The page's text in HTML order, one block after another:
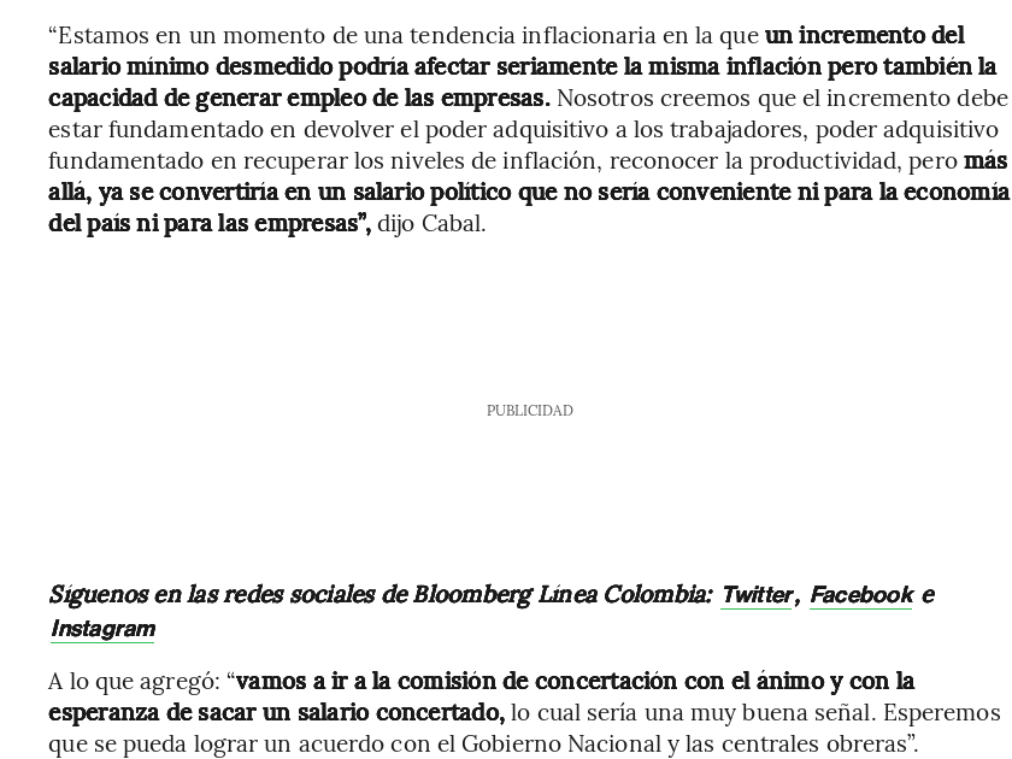
“Estamos en un momento de una tendencia inflacionaria en la queun incremento del
salario mínimo desmedido podría afectar seriamente la misma inflación pero también la
capacidad de generar empleo de las empresas.Nosotros creemos que el incremento debe
estar fundamentado en devolver el poder adquisitivo a los trabajadores, poder adquisitivo
fundamentado en recuperar los niveles de inflación, reconocer la productividad, peromás
allá, ya se convertiría en un salario político que no sería conveniente ni para la economía
del país ni para las empresas”,dijo Cabal.
PUBLICIDAD
Síguenos en las redes sociales de Bloomberg Línea Colombia: Twitter, Facebooke
Instagram
A lo que agregó: “vamos a ir a la comisión de concertación con el ánimo y con la
esperanza de sacar un salario concertado,lo cual sería una muy buena señal. Esperemos
que se pueda lograr un acuerdo con el Gobierno Nacional y las centrales obreras”.